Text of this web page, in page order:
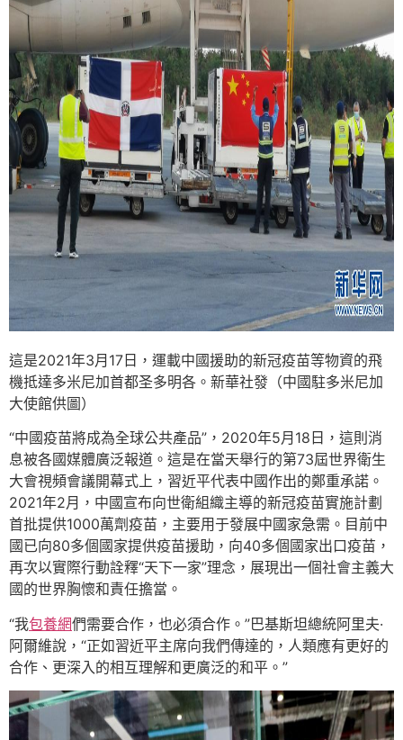
這是2021年3月17日，運載中國援助的新冠疫苗等物資的飛
機抵達多米尼加首都圣多明各。新華社發（中國駐多米尼加
大使館供圖）
“中國疫苗將成為全球公共產品”，2020年5月18日，這則消
息被各國媒體廣泛報道。這是在當天舉行的第73屆世界衛生
大會視頻會議開幕式上，習近平代表中國作出的鄭重承諾。
2021年2月，中國宣布向世衛組織主導的新冠疫苗實施計劃
首批提供1000萬劑疫苗，主要用于發展中國家急需。目前中
國已向80多個國家提供疫苗援助，向40多個國家出口疫苗，
再次以實際行動詮釋“天下一家”理念，展現出一個社會主義大
國的世界胸懷和責任擔當。
“我包養網們需要合作，也必須合作。”巴基斯坦總統阿里夫·
阿爾維說，“正如習近平主席向我們傳達的，人類應有更好的
合作、更深入的相互理解和更廣泛的和平。”